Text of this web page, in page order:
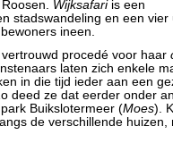
Wijksafariis een
stadswandeling en een
ineen.
procedé voor haar
laten zich enkele
in die tijd ieder aan een
deed ze dat eerder onder
Buikslotermeer (Moes).
de verschillende huizen,